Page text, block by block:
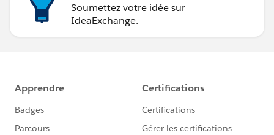
Soumettez votre idée sur
IdeaExchange.